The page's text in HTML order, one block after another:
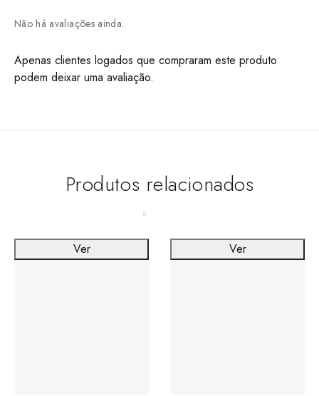
Não há avaliações ainda.
Apenas clientes logados que compraram este produto
podem deixar uma avaliação.
Produtos relacionados
Ver Ver